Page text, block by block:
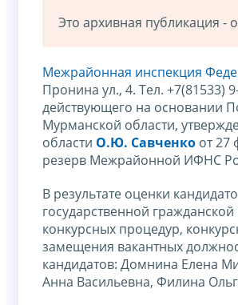
Это архивная публикация
Межрайонная инспекция
Пронина ул., 4. Тел. +7(81533)
действующего на основании
Мурманской области,
области О.Ю. Савченко от 27
резерв Межрайонной ИФНС
В результате оценки
государственной
конкурсных процедур,
замещения вакантных
кандидатов: Домнина Елена
Анна Васильевна, Филина